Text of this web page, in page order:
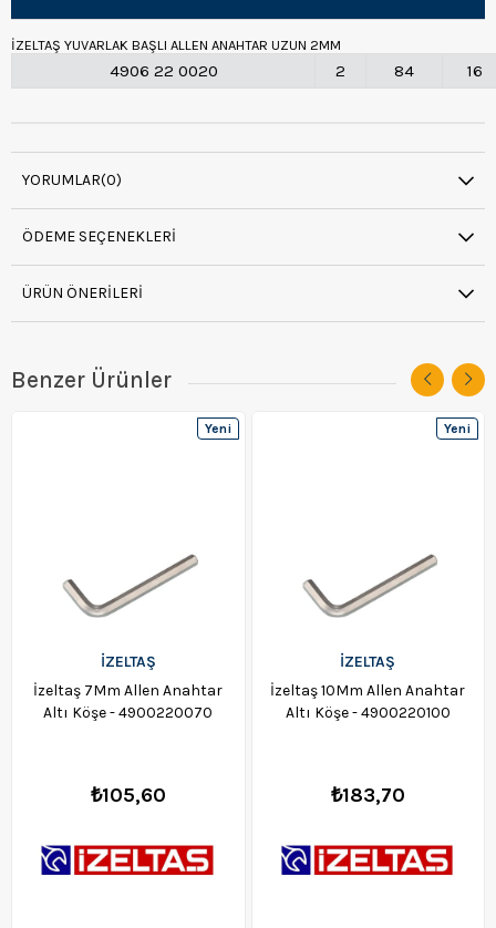
İZELTAŞ YUVARLAK BAŞLI ALLEN ANAHTAR UZUN 2MM
4906 22 0020 2 84 16
YORUMLAR(0)
ÖDEME SEÇENEKLERI
ÜRÜN ÖNERILERI
Benzer Ürünler
İZELTAŞ
İzeltaş 7Mm Allen Anahtar
Altı Köşe - 4900220070
₺105,60
Yeni
İZELTAŞ
İzeltaş 10Mm Allen Anahtar
Altı Köşe - 4900220100
₺183,70
Yeni